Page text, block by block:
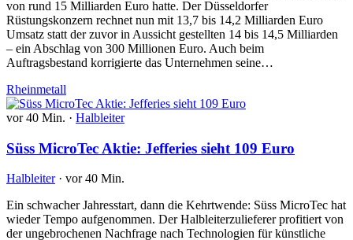
von rund 15 Milliarden Euro hatte. Der Düsseldorfer
Rüstungskonzern rechnet nun mit 13,7 bis 14,2 Milliarden Euro
Umsatz statt der zuvor in Aussicht gestellten 14 bis 14,5 Milliarden
– ein Abschlag von 300 Millionen Euro. Auch beim
Auftragsbestand korrigierte das Unternehmen seine…
Rheinmetall
vor 40 Min. · Halbleiter
Süss MicroTec Aktie: Jefferies sieht 109 Euro
Halbleiter · vor 40 Min.
Ein schwacher Jahresstart, dann die Kehrtwende: Süss MicroTec hat
wieder Tempo aufgenommen. Der Halbleiterzulieferer profitiert von
der ungebrochenen Nachfrage nach Technologien für künstliche